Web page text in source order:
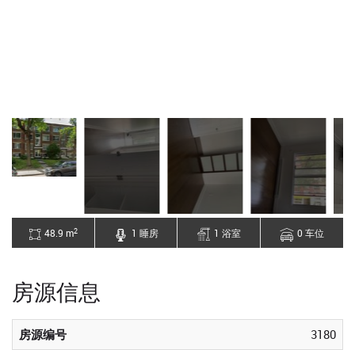
48.9 m2 1 睡房 1 浴室 0 车位
房源信息
房源编号
3180